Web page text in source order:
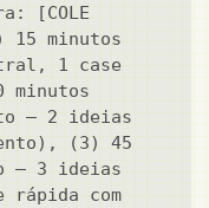
[COLE
15 minutos
1 case
minutos
— 2 ideias
(3) 45
— 3 ideias
com